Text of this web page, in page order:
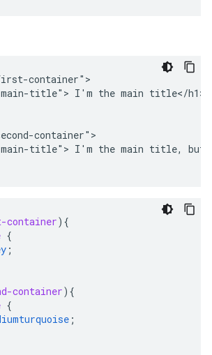
container">
title"> I'm the main title</h1>
container">
title"> I'm the main title, but
) {
{
;
container) {
{
;